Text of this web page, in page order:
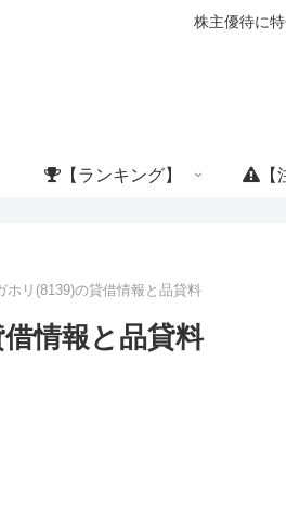
株主優待に
【ランキング】
ホリ(8139)の貸借情報と品貸料
情報と品貸料